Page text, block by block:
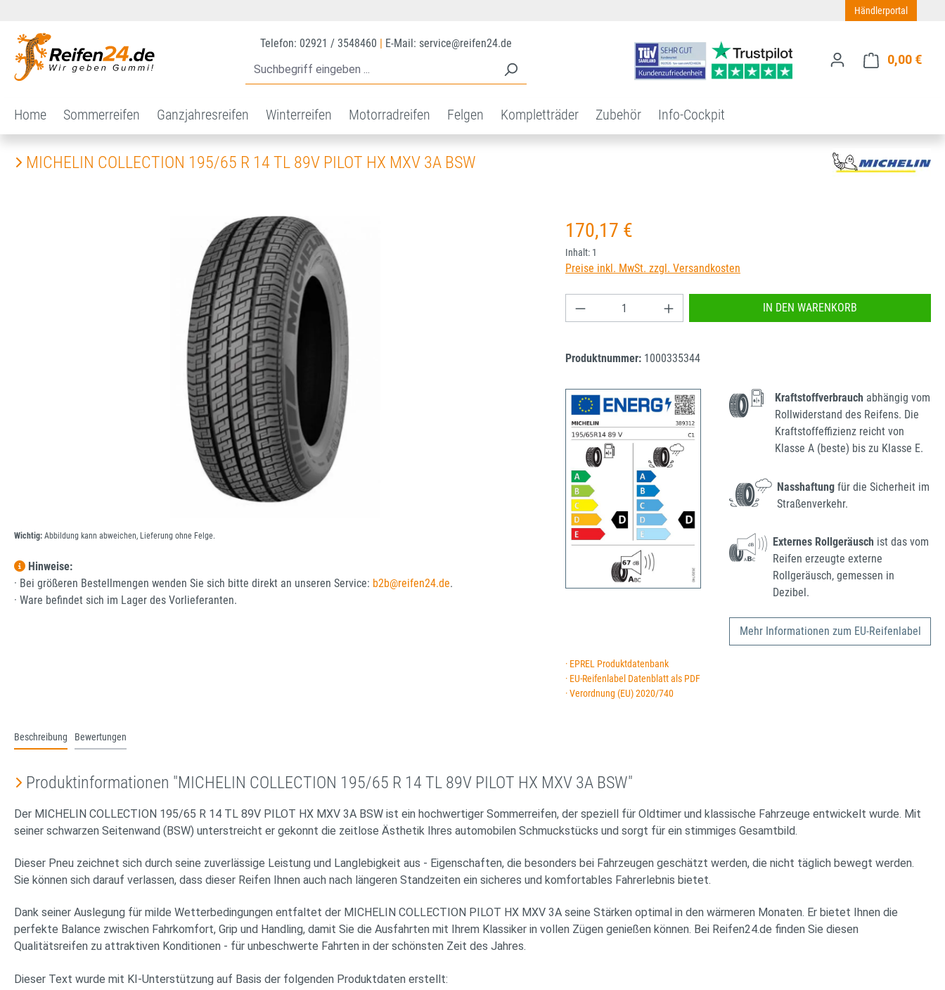
Händlerportal
Telefon: 02921 / 3548460 E-Mail: service@reifen24.de
0,00 €
Home Sommerreifen Ganzjahresreifen Winterreifen Motorradreifen Felgen Kompletträder Zubehör Info-Cockpit
MICHELIN COLLECTION 195/65 R 14 TL 89V PILOT HX MXV 3A BSW
Wichtig: Abbildung kann abweichen, Lieferung ohne Felge.
Hinweise:
· Bei größeren Bestellmengen wenden Sie sich bitte direkt an unseren Service: b2b@reifen24.de.
· Ware befindet sich im Lager des Vorlieferanten.
Regulärer Preis:
170,17 €
Inhalt: 1
Preise inkl. MwSt. zzgl. Versandkosten
Produkt Anzahl: Gib den gewünschten Wert ein oder
IN DEN WARENKORB
Produktnummer: 1000335344
Kraftstoffverbrauch abhängig vom
Rollwiderstand des Reifens. Die
Kraftstoffeffizienz reicht von
Klasse A (beste) bis zu Klasse E.
Nasshaftung für die Sicherheit im
Straßenverkehr.
Externes Rollgeräusch ist das vom
Reifen erzeugte externe
Rollgeräusch, gemessen in
Dezibel.
Mehr Informationen zum EU-Reifenlabel
· EPREL Produktdatenbank
· EU-Reifenlabel Datenblatt als PDF
· Verordnung (EU) 2020/740
Beschreibung Bewertungen
Produktinformationen "MICHELIN COLLECTION 195/65 R 14 TL 89V PILOT HX MXV 3A BSW"
Der MICHELIN COLLECTION 195/65 R 14 TL 89V PILOT HX MXV 3A BSW ist ein hochwertiger Sommerreifen, der speziell für Oldtimer und klassische Fahrzeuge entwickelt wurde. Mit
seiner schwarzen Seitenwand (BSW) unterstreicht er gekonnt die zeitlose Ästhetik Ihres automobilen Schmuckstücks und sorgt für ein stimmiges Gesamtbild.
Dieser Pneu zeichnet sich durch seine zuverlässige Leistung und Langlebigkeit aus - Eigenschaften, die besonders bei Fahrzeugen geschätzt werden, die nicht täglich bewegt werden.
Sie können sich darauf verlassen, dass dieser Reifen Ihnen auch nach längeren Standzeiten ein sicheres und komfortables Fahrerlebnis bietet.
Dank seiner Auslegung für milde Wetterbedingungen entfaltet der MICHELIN COLLECTION PILOT HX MXV 3A seine Stärken optimal in den wärmeren Monaten. Er bietet Ihnen die
perfekte Balance zwischen Fahrkomfort, Grip und Handling, damit Sie die Ausfahrten mit Ihrem Klassiker in vollen Zügen genießen können. Bei Reifen24.de finden Sie diesen
Qualitätsreifen zu attraktiven Konditionen - für unbeschwerte Fahrten in der schönsten Zeit des Jahres.
Dieser Text wurde mit KI-Unterstützung auf Basis der folgenden Produktdaten erstellt: